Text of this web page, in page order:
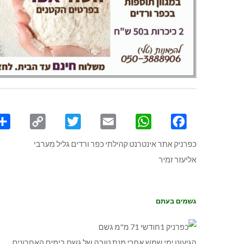
Facebook
WhatsApp
Email
Twitter
Copy
כפרניק אתר אינטרנט קהילתי כפר ורדים גליל מערבי
אליעזר זמיר
גשמים בעתם